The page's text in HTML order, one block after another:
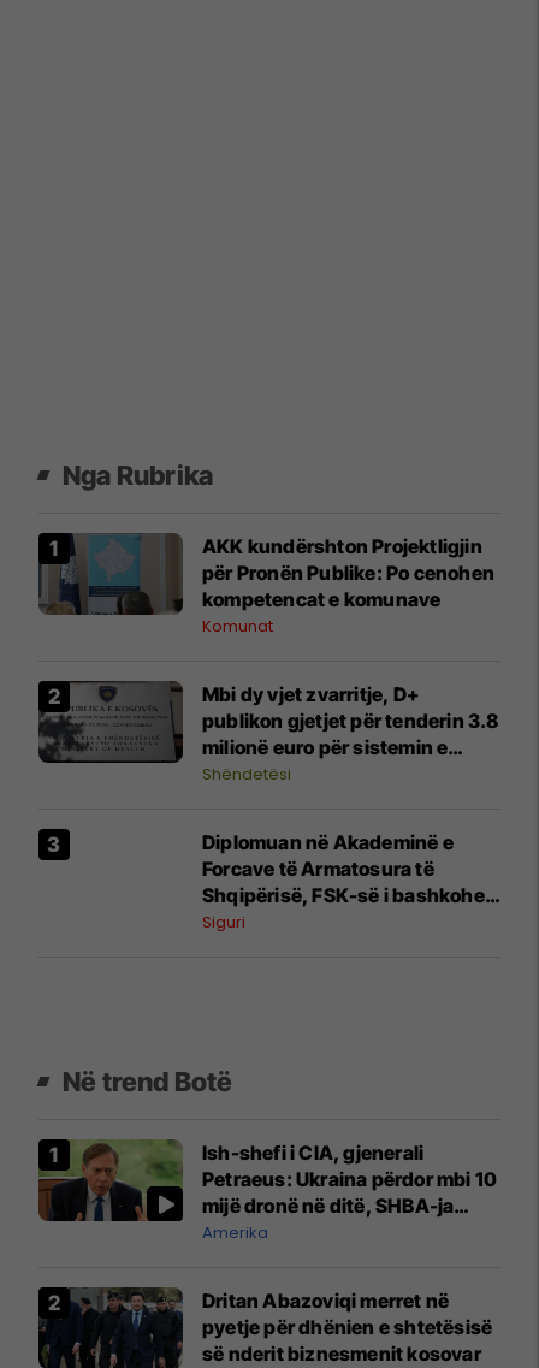
Nga Rubrika
AKK kundërshton Projektligjin
për Pronën Publike: Po cenohen
kompetencat e komunave
Komunat
Mbi dy vjet zvarritje, D+
publikon gjetjet për tenderin 3.8
milionë euro për sistemin e
imazheve mjekësore
Shëndetësi
Diplomuan në Akademinë e
Forcave të Armatosura të
Shqipërisë, FSK-së i bashkohen
edhe 10 oficerë të rinj - foto nga
Siguri
Në trend Botë
Ish-shefi i CIA, gjenerali
Petraeus: Ukraina përdor mbi 10
mijë dronë në ditë, SHBA-ja
mbetet shumë prapa në
Amerika
Dritan Abazoviqi merret në
pyetje për dhënien e shtetësisë
së nderit biznesmenit kosovar